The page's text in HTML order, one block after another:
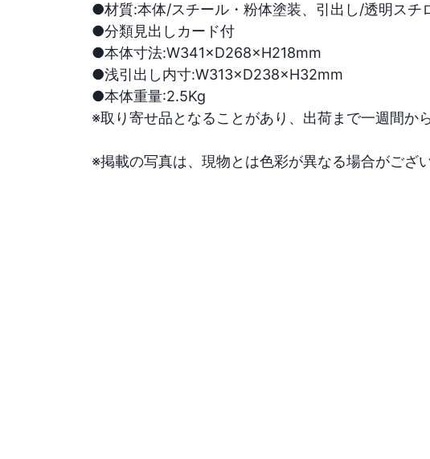
●材質:本体/スチール・粉体塗装、引出し/透明スチ
●分類見出しカード付
●本体寸法:W341×D268×H218mm
●浅引出し内寸:W313×D238×H32mm
●本体重量:2.5Kg
※取り寄せ品となることがあり、出荷まで一週間か
※掲載の写真は、現物とは色彩が異なる場合がござ